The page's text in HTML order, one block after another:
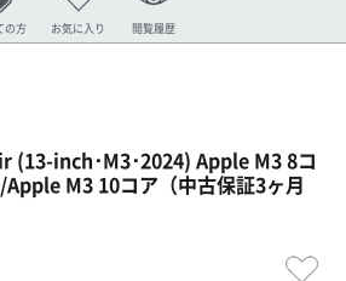
の方 お気に入り 閲覧履歴
(13-inch･M3･2024) Apple M3 8コ
M3 10コア（中古保証3ヶ月